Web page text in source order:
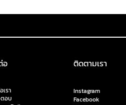
อ
รา
อบ
ติดตามเรา
Instagram
Facebook